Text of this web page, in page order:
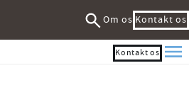
Om os Kontakt os
Kontakt os